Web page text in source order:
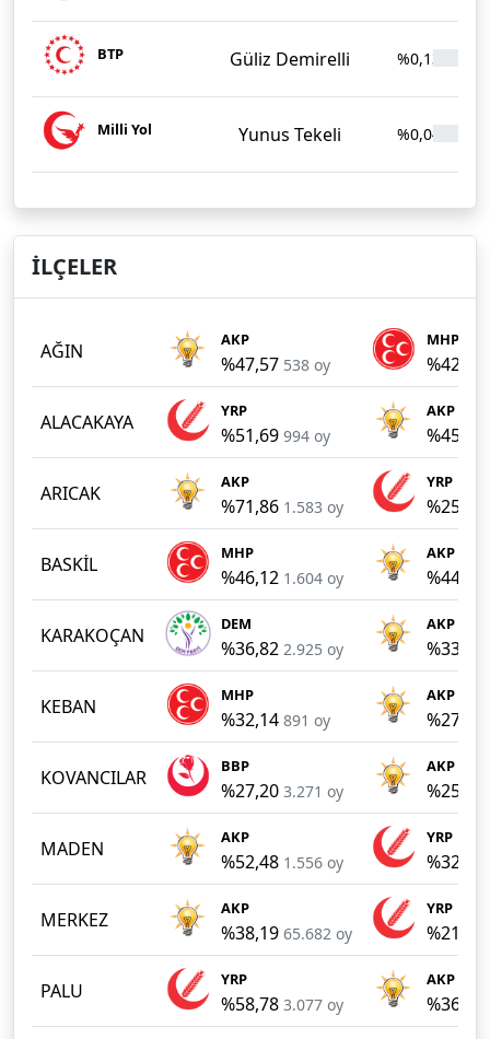
BTP Güliz Demirelli %0,13
Milli Yol Yunus Tekeli %0,04
İLÇELER
AĞIN AKP
%47,57 538 oy
MHP
%42,09
ALACAKAYA YRP
%51,69 994 oy
AKP
%45,35
ARICAK AKP
%71,86 1.583 oy
YRP
%25,56
BASKİL MHP
%46,12 1.604 oy
AKP
%44,25
KARAKOÇAN DEM
%36,82 2.925 oy
AKP
%33,58
KEBAN MHP
%32,14 891 oy
AKP
%27,71
KOVANCILAR BBP
%27,20 3.271 oy
AKP
%25,74
MADEN AKP
%52,48 1.556 oy
YRP
%32,21
MERKEZ AKP
%38,19 65.682 oy
YRP
%21,14
PALU YRP
%58,78 3.077 oy
AKP
%36,83